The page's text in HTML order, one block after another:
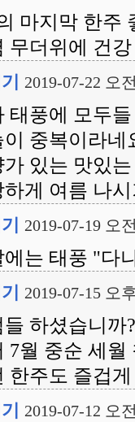
마지막 한주
무더위에 건
2019-07-22 오
태풍에 모두
이 중복이라네
가 있는 맛있
하게 여름 나
2019-07-19 오
에는 태풍 "다
2019-07-15 오
들 하셨습니까
7월 중순 세월
한주도 즐겁
2019-07-12 오